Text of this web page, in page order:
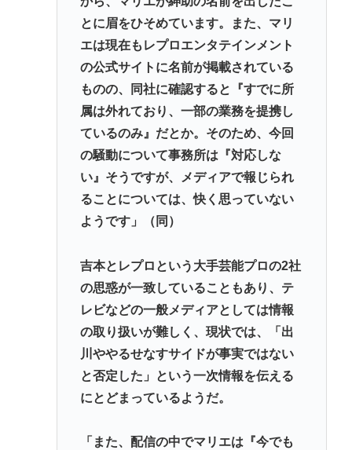
とに眉をひそめています。また、マリ
エは現在もレプロエンタテインメント
の公式サイトに名前が掲載されている
ものの、同社に確認すると『すでに所
属は外れており、一部の業務を提携し
ているのみ』だとか。そのため、今回
の騒動について事務所は『対応しな
い』そうですが、メディアで報じられ
ることについては、快く思っていない
ようです」（同）
吉本とレプロという大手芸能プロの2社
の思惑が一致していることもあり、テ
レビなどの一般メディアとしては情報
の取り扱いが難しく、現状では、「出
川ややるせなすサイドが事実ではない
と否定した」という一次情報を伝える
にとどまっているようだ。
「また、配信の中でマリエは『今でも